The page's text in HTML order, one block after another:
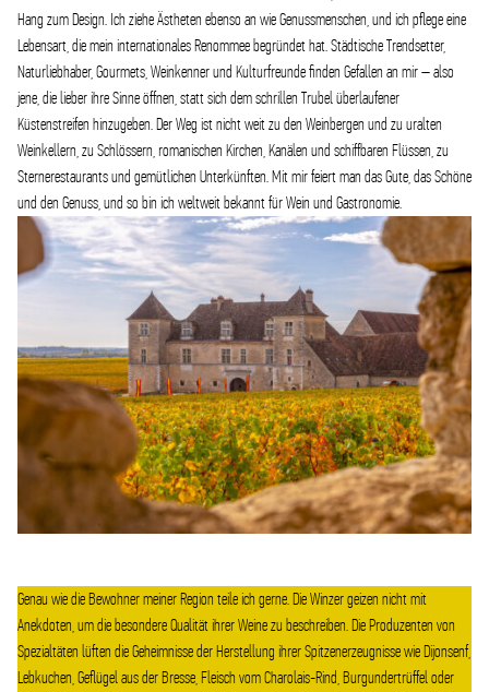
Hang zum Design. Ich ziehe Ästheten ebenso an wie Genussmenschen, und ich pflege eine
Lebensart, die mein internationales Renommee begründet hat. Städtische Trendsetter,
Naturliebhaber, Gourmets, Weinkenner und Kulturfreunde finden Gefallen an mir – also
jene, die lieber ihre Sinne öffnen, statt sich dem schrillen Trubel überlaufener
Küstenstreifen hinzugeben. Der Weg ist nicht weit zu den Weinbergen und zu uralten
Weinkellern, zu Schlössern, romanischen Kirchen, Kanälen und schiffbaren Flüssen, zu
Sternerestaurants und gemütlichen Unterkünften. Mit mir feiert man das Gute, das Schöne
und den Genuss, und so bin ich weltweit bekannt für Wein und Gastronomie.
Genau wie die Bewohner meiner Region teile ich gerne. Die Winzer geizen nicht mit
Anekdoten, um die besondere Qualität ihrer Weine zu beschreiben. Die Produzenten von
Spezialtäten lüften die Geheimnisse der Herstellung ihrer Spitzenerzeugnisse wie Dijonsenf,
Lebkuchen, Geflügel aus der Bresse, Fleisch vom Charolais-Rind, Burgundertrüffel oder